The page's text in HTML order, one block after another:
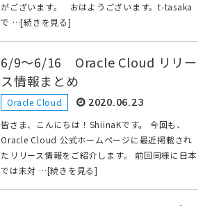
がございます。 おはようございます。t-tasaka
で …[続きを見る]
6/9～6/16 Oracle Cloud リリー
ス情報まとめ
Oracle Cloud 2020.06.23
皆さま、こんにちは！ShiinaKです。 今回も、
Oracle Cloud 公式ホームページに最近掲載され
たリリース情報をご紹介します。 前回同様に日本
では未対 …[続きを見る]